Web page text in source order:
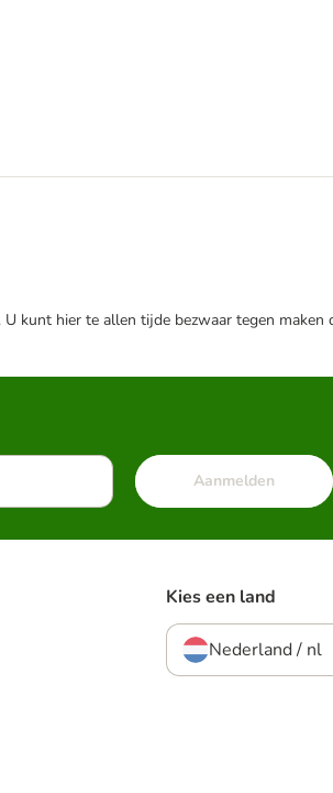
kunt hier te allen tijde bezwaar tegen
Aanmelden
Kies een land
Nederland / nl